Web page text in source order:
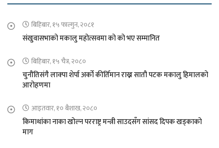
बिहिबार, १५ फाल्गुन, २०८१
संखुवासभाको मकालु महोत्सवमा को को भए सम्मानित
बिहिबार, १५ चैत्र, २०८०
चुनौतिसंगै लाक्पा शेर्पा अर्को कीर्तिमान राख्न सातौ पटक मकालु हिमालको
आरोहणमा
आइतवार, १० बैशाख, २०८०
किमाथांका नाका खोल्न परराष्ट्र मन्त्री साउदसँग सांसद दिपक खड्काको
माग